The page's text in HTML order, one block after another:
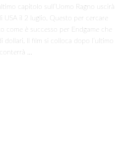
capitolo sull’Uomo Ragno uscirà
USA il 2 luglio. Questo per cercare
come è successo per Endgame che
dollari. Il film si colloca dopo l’ultimo
…